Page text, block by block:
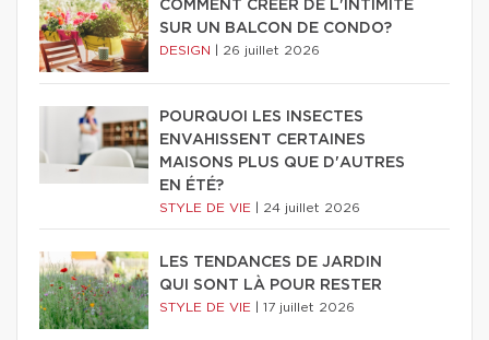
COMMENT CRÉER DE L'INTIMITÉ
SUR UN BALCON DE CONDO?
DESIGN 26 juillet 2026
POURQUOI LES INSECTES
ENVAHISSENT CERTAINES
MAISONS PLUS QUE D'AUTRES
EN ÉTÉ?
STYLE DE VIE 24 juillet 2026
LES TENDANCES DE JARDIN
QUI SONT LÀ POUR RESTER
STYLE DE VIE 17 juillet 2026